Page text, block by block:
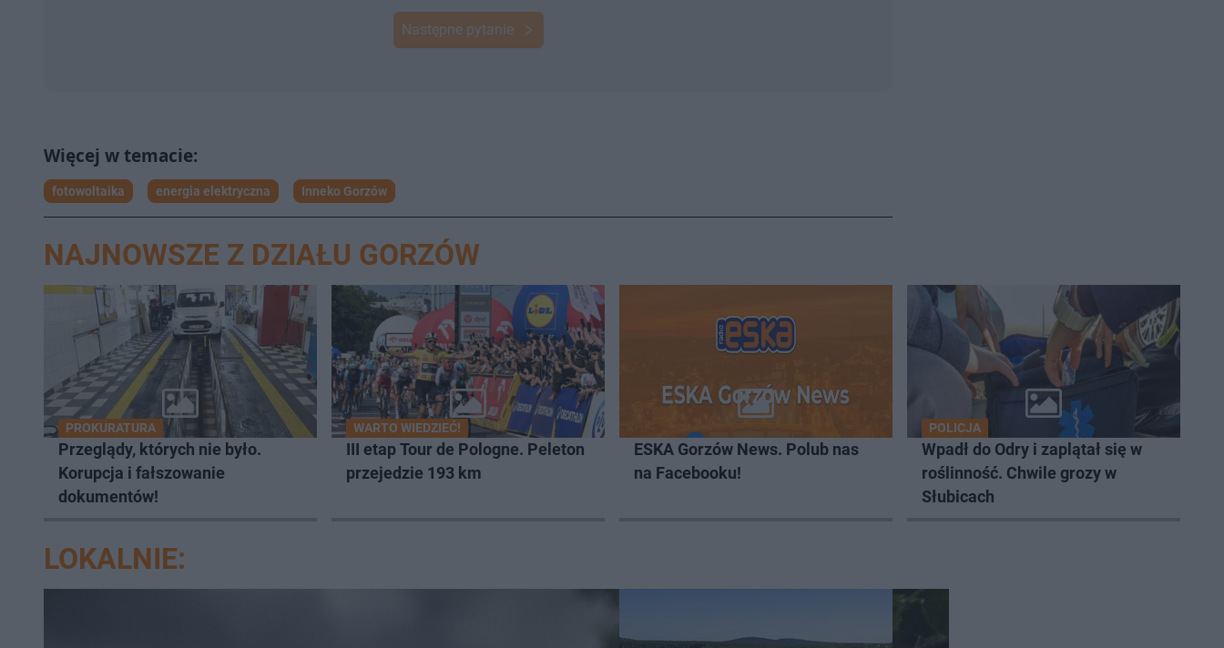
Następne pytanie
fotowoltaika energia elektryczna Inneko Gorzów
NAJNOWSZE Z DZIAŁU GORZÓW
PROKURATURA
Przeglądy, których nie było.
Korupcja i fałszowanie
dokumentów!
WARTO WIEDZIEĆ!
III etap Tour de Pologne. Peleton
przejedzie 193 km
ESKA Gorzów News. Polub nas
na Facebooku!
POLICJA
Wpadł do Odry i zaplątał się w
roślinność. Chwile grozy w
Słubicach
LOKALNIE: